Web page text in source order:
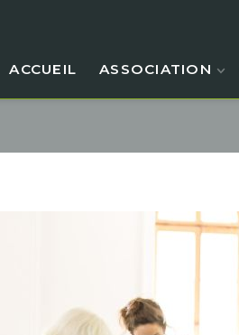
ACCUEIL ASSOCIATION